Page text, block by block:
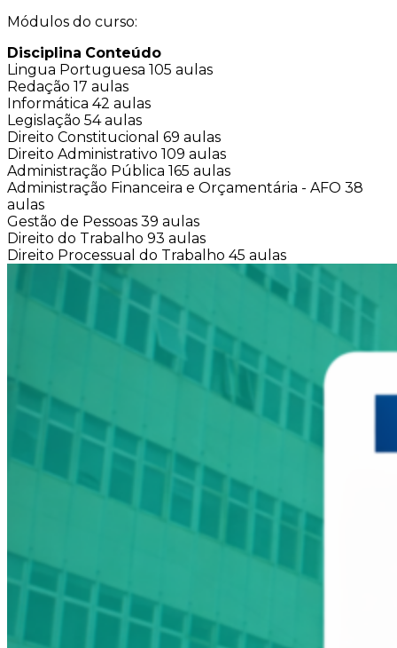
Módulos do curso:
Disciplina Conteúdo
Lingua Portuguesa 105 aulas
Redação 17 aulas
Informática 42 aulas
Legislação 54 aulas
Direito Constitucional 69 aulas
Direito Administrativo 109 aulas
Administração Pública 165 aulas
Administração Financeira e Orçamentária - AFO 38
aulas
Gestão de Pessoas 39 aulas
Direito do Trabalho 93 aulas
Direito Processual do Trabalho 45 aulas